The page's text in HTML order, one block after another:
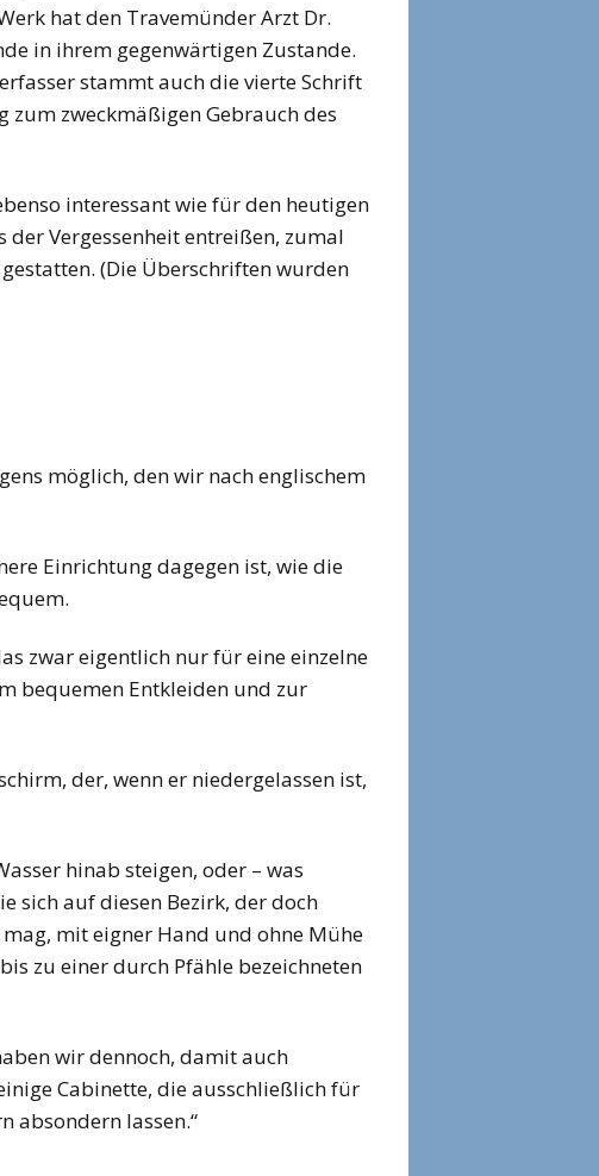
hat den Travemünder Arzt Dr.
in ihrem gegenwärtigen Zustande.
stammt auch die vierte Schrift
zum zweckmäßigen Gebrauch des
interessant wie für den heutigen
Vergessenheit entreißen, zumal
(Die Überschriften wurden
möglich, den wir nach englischem
Einrichtung dagegen ist, wie die
zwar eigentlich nur für eine einzelne
bequemen Entkleiden und zur
der, wenn er niedergelassen ist,
hinab steigen, oder – was
sich auf diesen Bezirk, der doch
mit eigner Hand und ohne Mühe
zu einer durch Pfähle bezeichneten
wir dennoch, damit auch
Cabinette, die ausschließlich für
absondern lassen.“